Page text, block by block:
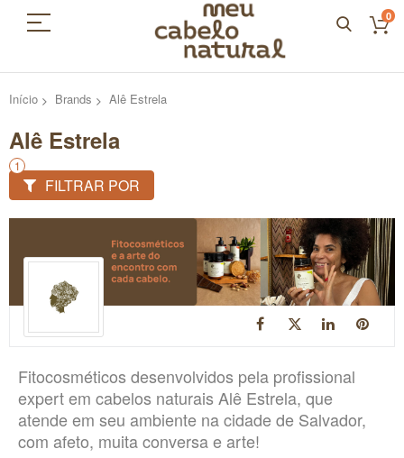
0
Início Brands Alê Estrela
Alê Estrela
Fitocosméticos desenvolvidos pela profissional
expert em cabelos naturais Alê Estrela, que
atende em seu ambiente na cidade de Salvador,
com afeto, muita conversa e arte!
FILTRAR POR